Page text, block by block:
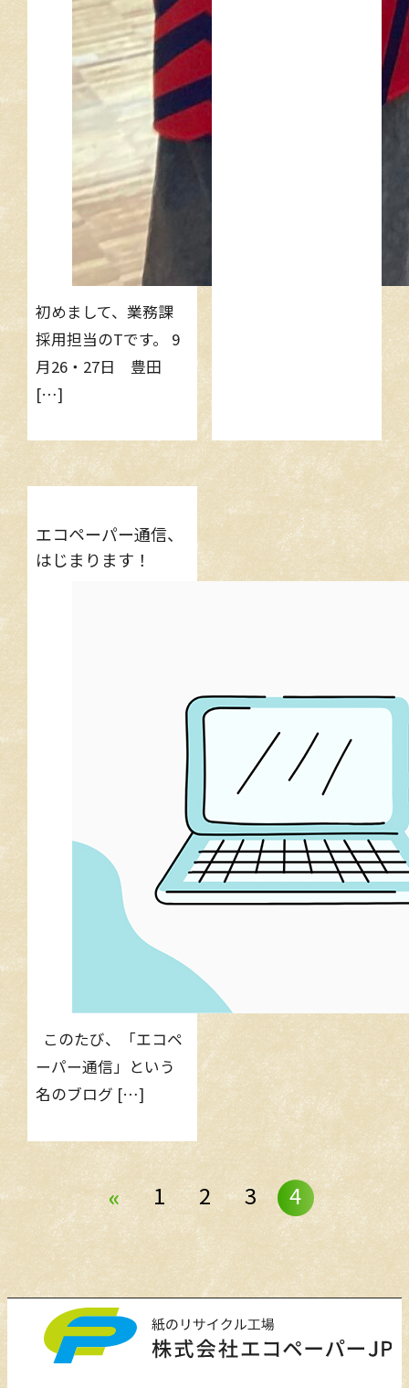
初めまして、業務課
採用担当のTです。 9
月26・27日 豊田
[…]
エコペーパー通信、
はじまります！
このたび、「エコペ
ーパー通信」という
名のブログ […]
« 1 2 3 4